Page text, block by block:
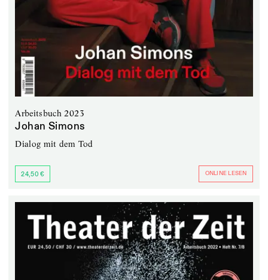
Arbeitsbuch 2023
Johan Simons
Dialog mit dem Tod
24,50 € ONLINE LESEN